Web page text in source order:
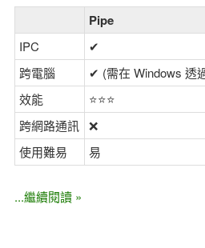
Pipe
IPC ✔
跨電腦
✔ (需在 Windows 透
效能
⭐⭐⭐
跨網路通訊
❌
使用難易
易
...繼續閱讀 »